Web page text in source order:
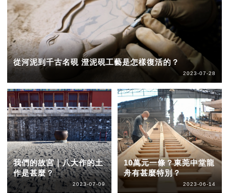
從河泥到千古名硯 澄泥硯工藝是怎樣復活的？
2023-07-28
我們的故宮｜八大作的土
作是甚麼？
2023-07-09
10萬元一條？東莞中堂龍
舟有甚麼特別？
2023-06-14